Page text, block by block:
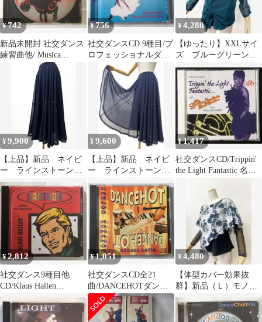
¥742
新品未開封 社交ダンス
練習曲他/ Musica
Caliente Vol.III
¥756
社交ダンスCD 9種目/プ
ロフェッショナルダン
ス ゴールドスポーツ
Vol.1
¥4,280
【ゆったり】XXLサイ
ズ ブルーグリーン花
モチーフ社交ダンスカ
ットソーｂ1324
¥9,900
【上品】新品 ネイビ
ー ラインストーン
社交ダンス フレアー
スカートm164
¥9,600
【上品】新品 ネイビ
ー ラインストーン
社交ダンス フレアー
スカートm164
¥1,417
社交ダンスCD/Trippin'
the Light Fantastic 名曲
¥2,812
社交ダンス9種目他
CD/Klaus Hallen
CARTOONアニメソン
グ集
¥1,051
社交ダンスCD全21
曲/DANCEHOTダンス
ホット GARAGE
LATIN
¥4,480
【体型カバー効果抜
群】新品（Ｌ）モノト
ーン花柄ケープデザイ
ンカットソー b709